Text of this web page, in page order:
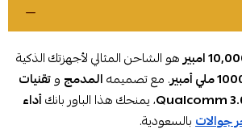
هو الشاحن المثالي لأجهزتك الذكية
. مع تصميمهالمدمج وتقنيات
، يمنحك هذا الباور بانكأداء
جوالاتبالسعودية.